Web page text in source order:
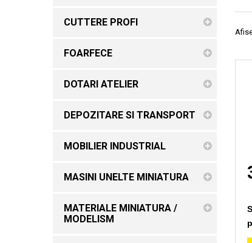
CUTTERE PROFI
FOARFECE
DOTARI ATELIER
DEPOZITARE SI TRANSPORT
MOBILIER INDUSTRIAL
MASINI UNELTE MINIATURA
MATERIALE MINIATURA /
MODELISM